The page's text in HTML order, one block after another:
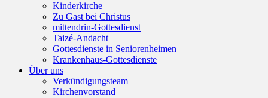
Kinderkirche
Zu Gast bei Christus
mittendrin-Gottesdienst
Taizé-Andacht
Gottesdienste in Seniorenheimen
Krankenhaus-Gottesdienste
Über uns
Verkündigungsteam
Kirchenvorstand